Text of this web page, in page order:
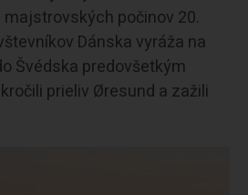
počinov 20.
Dánska vyráža na
Švédska predovšetkým
prieliv Øresund a zažili